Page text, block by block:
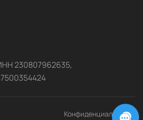
230807962635,
Конфиденциальность